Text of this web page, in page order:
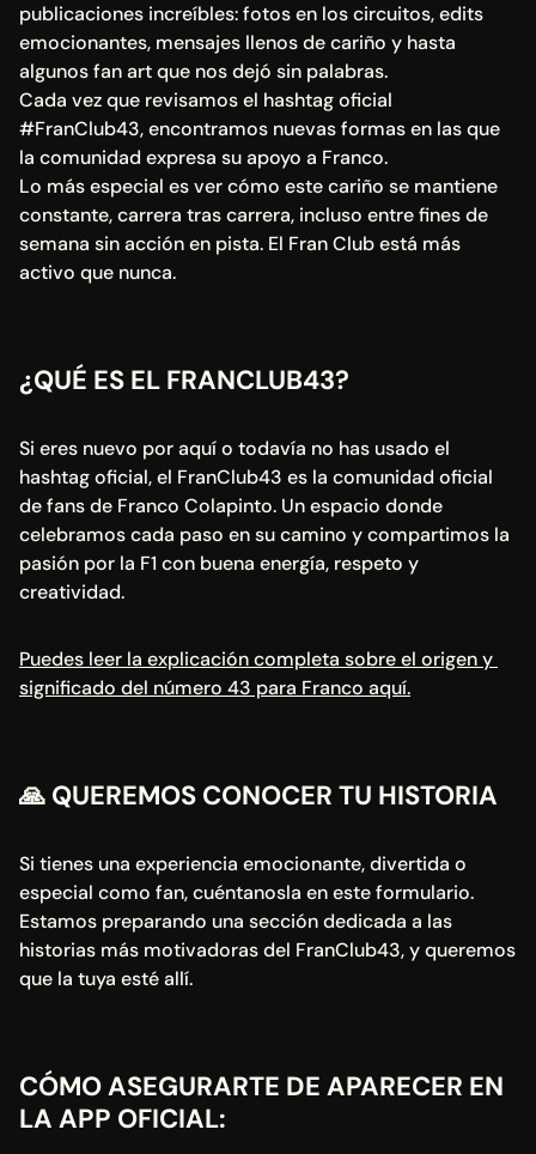
publicaciones increíbles: fotos en los circuitos, edits
emocionantes, mensajes llenos de cariño y hasta
algunos fan art que nos dejó sin palabras.
Cada vez que revisamos el hashtag oficial
#FranClub43, encontramos nuevas formas en las que
la comunidad expresa su apoyo a Franco.
Lo más especial es ver cómo este cariño se mantiene
constante, carrera tras carrera, incluso entre fines de
semana sin acción en pista. El Fran Club está más
activo que nunca.
¿QUÉ ES EL FRANCLUB43?
Si eres nuevo por aquí o todavía no has usado el
hashtag oficial, el FranClub43 es la comunidad oficial
de fans de Franco Colapinto. Un espacio donde
celebramos cada paso en su camino y compartimos la
pasión por la F1 con buena energía, respeto y
creatividad.
Puedes leer la explicación completa sobre el origen y
significado del número 43 para Franco aquí.
🙏 QUEREMOS CONOCER TU HISTORIA
Si tienes una experiencia emocionante, divertida o
especial como fan, cuéntanosla en este formulario.
Estamos preparando una sección dedicada a las
historias más motivadoras del FranClub43, y queremos
que la tuya esté allí.
CÓMO ASEGURARTE DE APARECER EN
LA APP OFICIAL: